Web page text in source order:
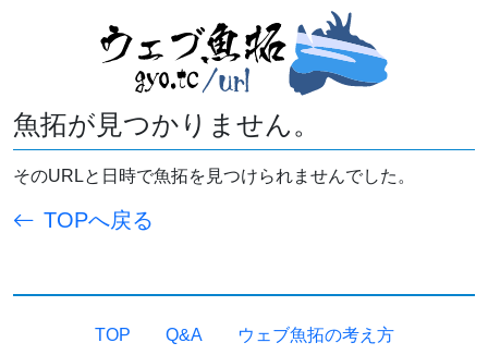
魚拓が見つかりません。
そのURLと日時で魚拓を見つけられませんでした。
TOPへ戻る
TOP Q&A ウェブ魚拓の考え方